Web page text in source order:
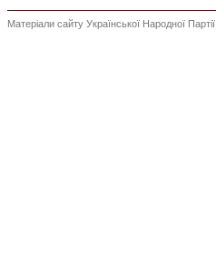
Матеріали сайту Української Народної Партії